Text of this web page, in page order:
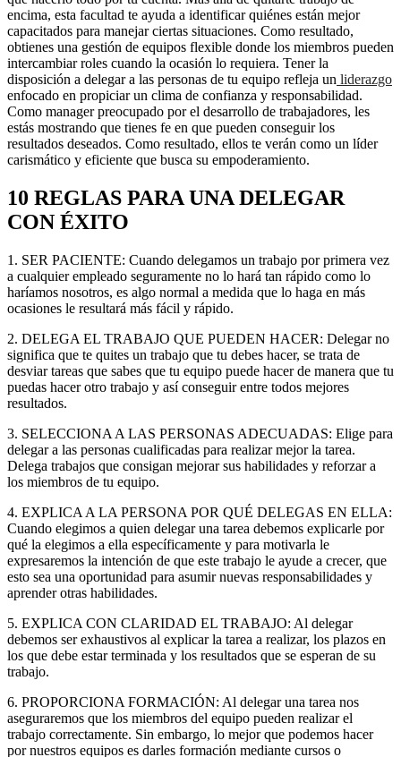
encima, esta facultad te ayuda a identificar quiénes están mejor
capacitados para manejar ciertas situaciones. Como resultado,
obtienes una gestión de equipos flexible donde los miembros pueden
intercambiar roles cuando la ocasión lo requiera. Tener la
disposición a delegar a las personas de tu equipo refleja un liderazgo
enfocado en propiciar un clima de confianza y responsabilidad.
Como manager preocupado por el desarrollo de trabajadores, les
estás mostrando que tienes fe en que pueden conseguir los
resultados deseados. Como resultado, ellos te verán como un líder
carismático y eficiente que busca su empoderamiento.
10 REGLAS PARA UNA DELEGAR
CON ÉXITO
1. SER PACIENTE: Cuando delegamos un trabajo por primera vez
a cualquier empleado seguramente no lo hará tan rápido como lo
haríamos nosotros, es algo normal a medida que lo haga en más
ocasiones le resultará más fácil y rápido.
2. DELEGA EL TRABAJO QUE PUEDEN HACER: Delegar no
significa que te quites un trabajo que tu debes hacer, se trata de
desviar tareas que sabes que tu equipo puede hacer de manera que tu
puedas hacer otro trabajo y así conseguir entre todos mejores
resultados.
3. SELECCIONA A LAS PERSONAS ADECUADAS: Elige para
delegar a las personas cualificadas para realizar mejor la tarea.
Delega trabajos que consigan mejorar sus habilidades y reforzar a
los miembros de tu equipo.
4. EXPLICA A LA PERSONA POR QUÉ DELEGAS EN ELLA:
Cuando elegimos a quien delegar una tarea debemos explicarle por
qué la elegimos a ella específicamente y para motivarla le
expresaremos la intención de que este trabajo le ayude a crecer, que
esto sea una oportunidad para asumir nuevas responsabilidades y
aprender otras habilidades.
5. EXPLICA CON CLARIDAD EL TRABAJO: Al delegar
debemos ser exhaustivos al explicar la tarea a realizar, los plazos en
los que debe estar terminada y los resultados que se esperan de su
trabajo.
6. PROPORCIONA FORMACIÓN: Al delegar una tarea nos
aseguraremos que los miembros del equipo pueden realizar el
trabajo correctamente. Sin embargo, lo mejor que podemos hacer
por nuestros equipos es darles formación mediante cursos o